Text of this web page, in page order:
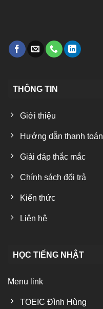
THÔNG TIN
Giới thiệu
Hướng dẫn thanh toán
Giải đáp thắc mắc
Chính sách đổi trả
Kiến thức
Liên hệ
HỌC TIẾNG NHẬT
Menu link
TOEIC Đình Hùng